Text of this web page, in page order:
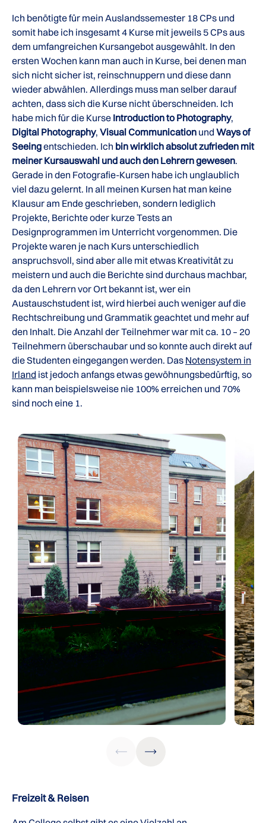
Ich benötigte für mein Auslandssemester 18 CPs und
somit habe ich insgesamt 4 Kurse mit jeweils 5 CPs aus
dem umfangreichen Kursangebot ausgewählt. In den
ersten Wochen kann man auch in Kurse, bei denen man
sich nicht sicher ist, reinschnuppern und diese dann
wieder abwählen. Allerdings muss man selber darauf
achten, dass sich die Kurse nicht überschneiden. Ich
habe mich für die Kurse Introduction to Photography,
Digital Photography, Visual Communication und Ways of
Seeingentschieden. Ich bin wirklich absolut zufrieden mit
meiner Kursauswahl und auch den Lehrern gewesen.
Gerade in den Fotografie-Kursen habe ich unglaublich
viel dazu gelernt. In all meinen Kursen hat man keine
Klausur am Ende geschrieben, sondern lediglich
Projekte, Berichte oder kurze Tests an
Designprogrammen im Unterricht vorgenommen. Die
Projekte waren je nach Kurs unterschiedlich
anspruchsvoll, sind aber alle mit etwas Kreativität zu
meistern und auch die Berichte sind durchaus machbar,
da den Lehrern vor Ort bekannt ist, wer ein
Austauschstudent ist, wird hierbei auch weniger auf die
Rechtschreibung und Grammatik geachtet und mehr auf
den Inhalt. Die Anzahl der Teilnehmer war mit ca. 10 – 20
Teilnehmern überschaubar und so konnte auch direkt auf
die Studenten eingegangen werden. Das Notensystem in
Irland ist jedoch anfangs etwas gewöhnungsbedürftig, so
kann man beispielsweise nie 100% erreichen und 70%
sind noch eine 1.
Freizeit & Reisen